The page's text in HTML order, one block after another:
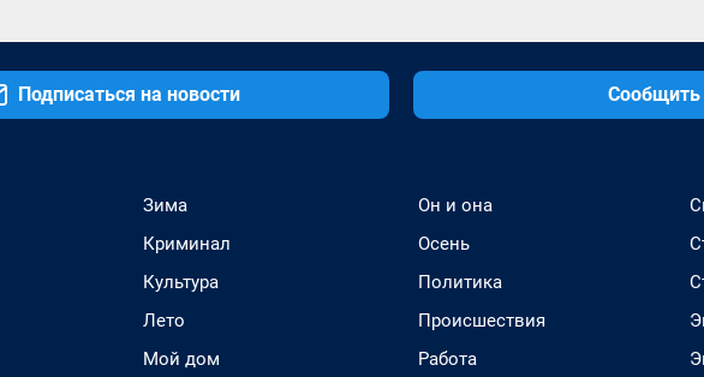
Подписаться на новости Сообщить
Зима
Криминал
Культура
Лето
Мой дом
Он и она
Осень
Политика
Происшествия
Работа